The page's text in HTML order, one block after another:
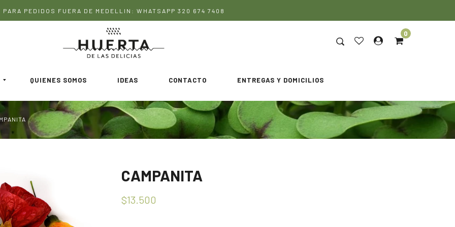
PARA PEDIDOS FUERA DE MEDELLIN: WHATSAPP 320 674 7408
0
QUIENES SOMOS IDEAS CONTACTO ENTREGAS Y DOMICILIOS
CAMPANITA
$13.500